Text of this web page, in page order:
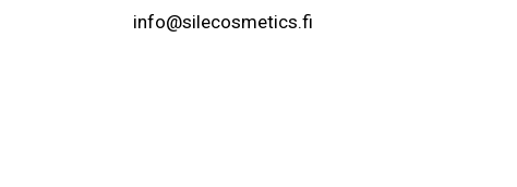
info@silecosmetics.fi